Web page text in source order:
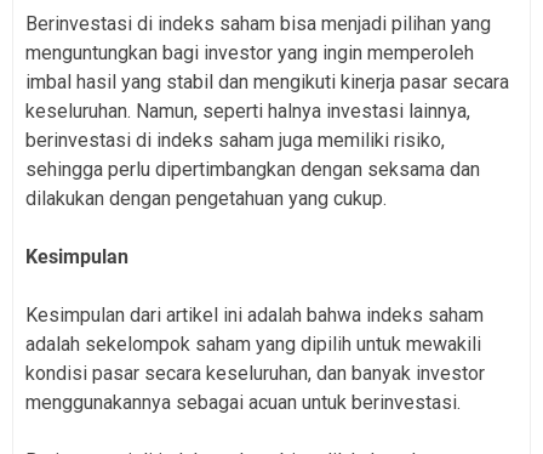
Berinvestasi di indeks saham bisa menjadi pilihan yang
menguntungkan bagi investor yang ingin memperoleh
imbal hasil yang stabil dan mengikuti kinerja pasar secara
keseluruhan. Namun, seperti halnya investasi lainnya,
berinvestasi di indeks saham juga memiliki risiko,
sehingga perlu dipertimbangkan dengan seksama dan
dilakukan dengan pengetahuan yang cukup.
Kesimpulan
Kesimpulan dari artikel ini adalah bahwa indeks saham
adalah sekelompok saham yang dipilih untuk mewakili
kondisi pasar secara keseluruhan, dan banyak investor
menggunakannya sebagai acuan untuk berinvestasi.